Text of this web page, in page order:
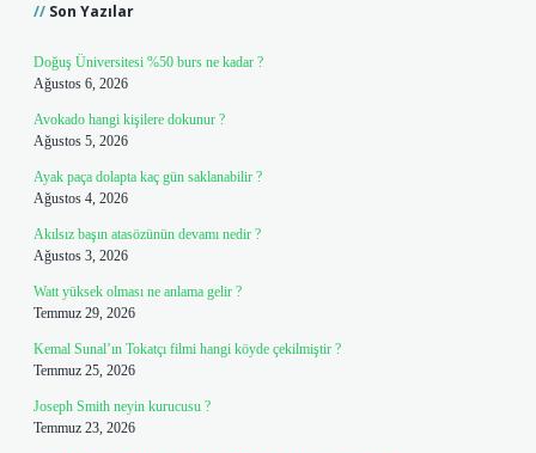
Son Yazılar
Doğuş Üniversitesi %50 burs ne kadar ?
Ağustos 6, 2026
Avokado hangi kişilere dokunur ?
Ağustos 5, 2026
Ayak paça dolapta kaç gün saklanabilir ?
Ağustos 4, 2026
Akılsız başın atasözünün devamı nedir ?
Ağustos 3, 2026
Watt yüksek olması ne anlama gelir ?
Temmuz 29, 2026
Kemal Sunal’ın Tokatçı filmi hangi köyde çekilmiştir ?
Temmuz 25, 2026
Joseph Smith neyin kurucusu ?
Temmuz 23, 2026